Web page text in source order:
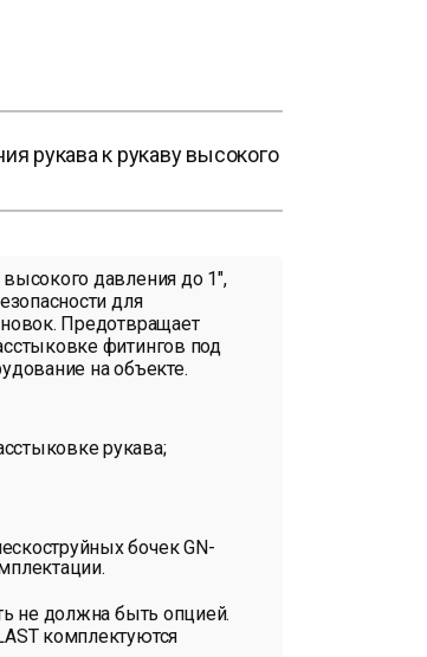
рукава к рукаву высокого
давления до 1″,
для
Предотвращает
фитингов под
на объекте.
рукава;
бочек GN-
не должна быть опцией.
комплектуются